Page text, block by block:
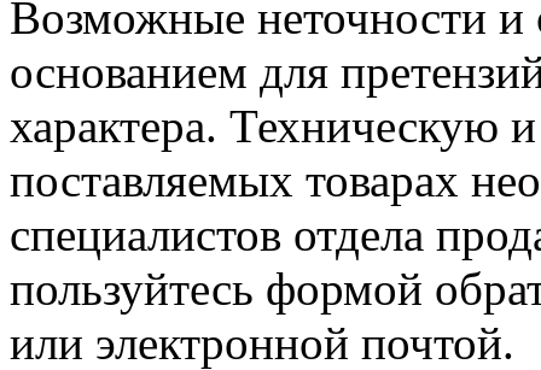
Возможные неточности и
основанием для
характера.
поставляемых товарах
специалистов отдела
пользуйтесь формой
или электронной почтой.